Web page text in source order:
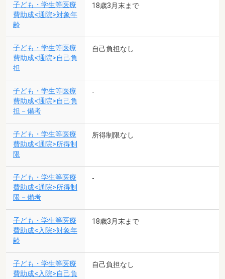
子ども・学生等医療
費助成<通院>対象年
齢
18歳3月末まで
子ども・学生等医療
費助成<通院>自己負
担
自己負担なし
子ども・学生等医療
費助成<通院>自己負
担－備考
-
子ども・学生等医療
費助成<通院>所得制
限
所得制限なし
子ども・学生等医療
費助成<通院>所得制
限－備考
-
子ども・学生等医療
費助成<入院>対象年
齢
18歳3月末まで
子ども・学生等医療
費助成<入院>自己負
自己負担なし